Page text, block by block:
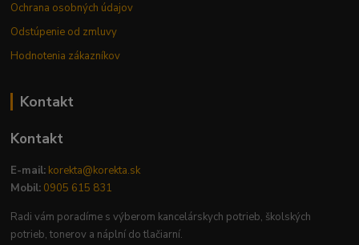
Ochrana osobných údajov
Odstúpenie od zmluvy
Hodnotenia zákazníkov
Kontakt
Kontakt
E-mail: korekta@korekta.sk
Mobil: 0905 615 831
Radi vám poradíme s výberom kancelárskych potrieb, školských
potrieb, tonerov a náplní do tlačiarní.